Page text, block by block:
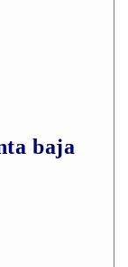
baja